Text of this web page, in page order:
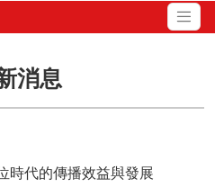
消息
時代的傳播效益與發展